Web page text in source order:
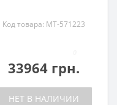
Код товара: MT-571223
33964 грн.
НЕТ В НАЛИЧИИ